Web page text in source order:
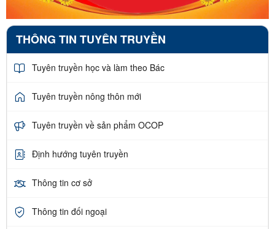
THÔNG TIN TUYÊN TRUYỀN
Tuyên truyền học và làm theo Bác
Tuyên truyền nông thôn mới
Tuyên truyền về sản phẩm OCOP
Định hướng tuyên truyền
Thông tin cơ sở
Thông tin đối ngoại